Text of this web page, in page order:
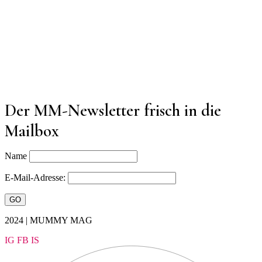
Der MM-Newsletter frisch in die
Mailbox
Name
E-Mail-Adresse:
2024 | MUMMY MAG
IG FB IS